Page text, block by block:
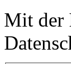
Mit der